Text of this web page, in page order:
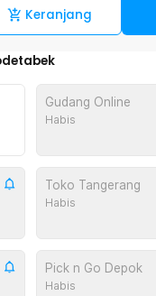
Keranjang
Gudang Online
Habis
Toko Tangerang
Habis
Pick n Go Depok
Habis